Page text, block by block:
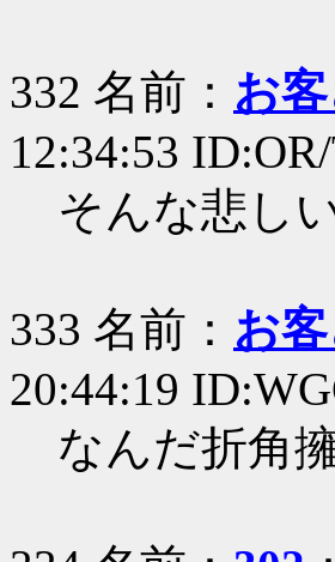
332 名前： お
12:34:53
そんな悲し
333 名前： お
20:44:19
なんだ折角